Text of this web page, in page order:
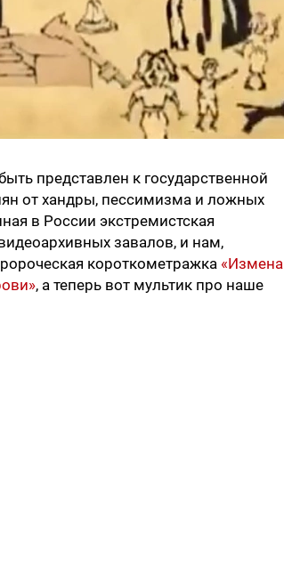
представлен к государственной
от хандры, пессимизма и ложных
в России экстремистская
завалов, и нам,
короткометражка «Измена
, а теперь вот мультик про наше